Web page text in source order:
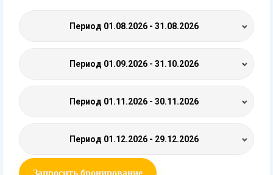
Период 01.08.2026 - 31.08.2026
Период 01.09.2026 - 31.10.2026
Период 01.11.2026 - 30.11.2026
Период 01.12.2026 - 29.12.2026
Запросить бронирование